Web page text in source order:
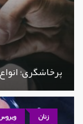
پرخاشگری؛
زنان